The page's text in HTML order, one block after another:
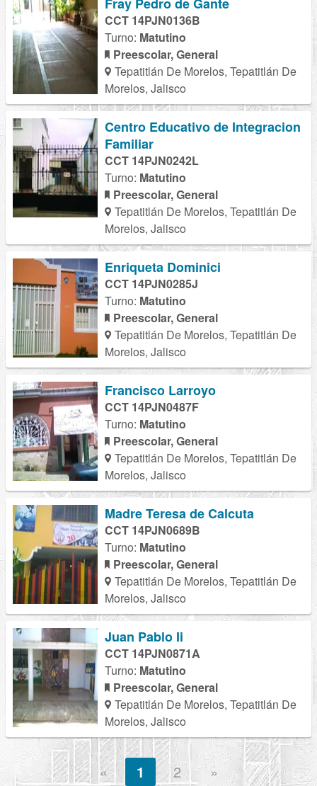
CCT 14PJN0136B
Turno: Matutino
Preescolar, General
Tepatitlán De Morelos, Tepatitlán De
Morelos, Jalisco
Centro Educativo de Integracion
Familiar
CCT 14PJN0242L
Turno: Matutino
Preescolar, General
Tepatitlán De Morelos, Tepatitlán De
Morelos, Jalisco
Enriqueta Dominici
CCT 14PJN0285J
Turno: Matutino
Preescolar, General
Tepatitlán De Morelos, Tepatitlán De
Morelos, Jalisco
Francisco Larroyo
CCT 14PJN0487F
Turno: Matutino
Preescolar, General
Tepatitlán De Morelos, Tepatitlán De
Morelos, Jalisco
Madre Teresa de Calcuta
CCT 14PJN0689B
Turno: Matutino
Preescolar, General
Tepatitlán De Morelos, Tepatitlán De
Morelos, Jalisco
Juan Pablo Ii
CCT 14PJN0871A
Turno: Matutino
Preescolar, General
Tepatitlán De Morelos, Tepatitlán De
Morelos, Jalisco
« 1 2 »